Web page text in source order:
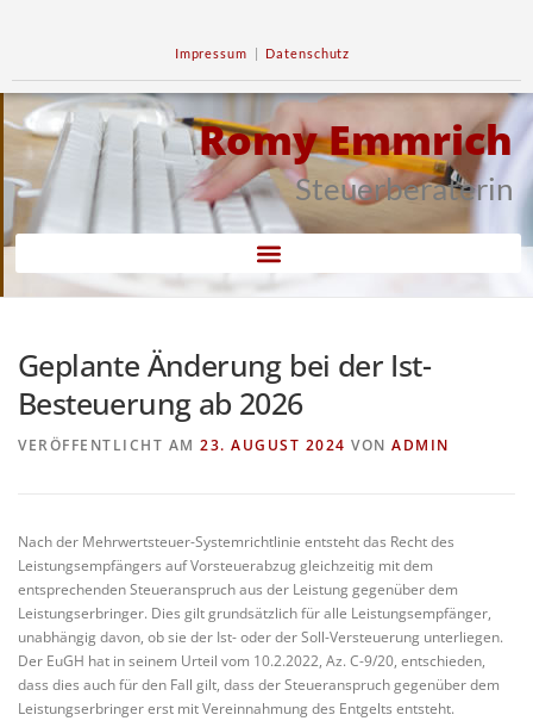
Impressum | Datenschutz
Romy Emmrich
Steuerberaterin
Geplante Änderung bei der Ist-
Besteuerung ab 2026
VERÖFFENTLICHT AM 23. AUGUST 2024 VON ADMIN
Nach der Mehrwertsteuer-Systemrichtlinie entsteht das Recht des
Leistungsempfängers auf Vorsteuerabzug gleichzeitig mit dem
entsprechenden Steueranspruch aus der Leistung gegenüber dem
Leistungserbringer. Dies gilt grundsätzlich für alle Leistungsempfänger,
unabhängig davon, ob sie der Ist- oder der Soll-Versteuerung unterliegen.
Der EuGH hat in seinem Urteil vom 10.2.2022, Az. C-9/20, entschieden,
dass dies auch für den Fall gilt, dass der Steueranspruch gegenüber dem
Leistungserbringer erst mit Vereinnahmung des Entgelts entsteht.